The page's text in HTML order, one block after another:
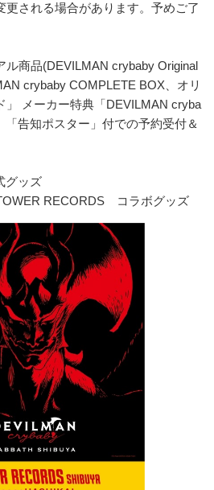
される場合があります。予めご了
ル商品(DEVILMAN crybaby Original
crybaby COMPLETE BOX、オリ
」 メーカー特典「DEVILMAN cryba
「告知ポスター」付での予約受付＆
グッズ
RECORDS コラボグッズ